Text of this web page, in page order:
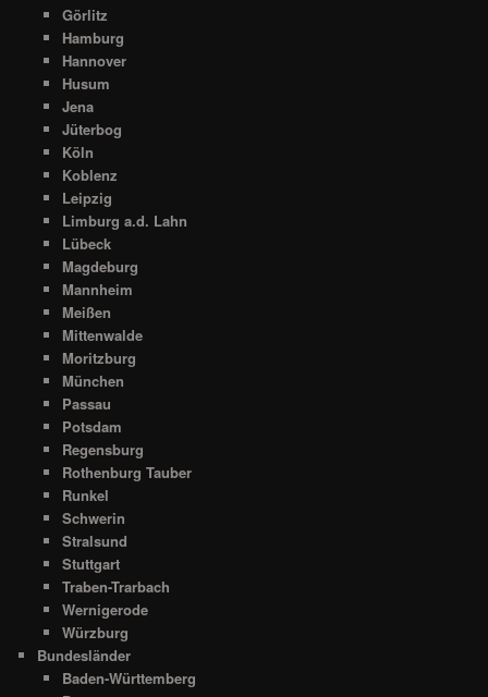
Görlitz
Hamburg
Hannover
Husum
Jena
Jüterbog
Köln
Koblenz
Leipzig
Limburg a.d. Lahn
Lübeck
Magdeburg
Mannheim
Meißen
Mittenwalde
Moritzburg
München
Passau
Potsdam
Regensburg
Rothenburg Tauber
Runkel
Schwerin
Stralsund
Stuttgart
Traben-Trarbach
Wernigerode
Würzburg
Bundesländer
Baden-Württemberg